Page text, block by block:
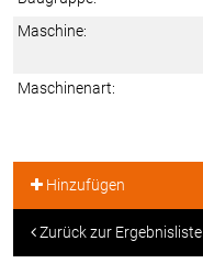
Maschine:
Maschinenart:
Hinzufügen
Zurück zur Ergebnisliste